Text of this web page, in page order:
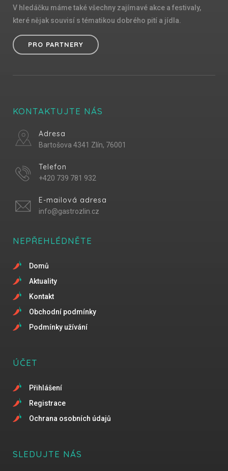
V hledáčku máme také všechny zajímavé akce a festivaly,
které nějak souvisí s tématikou dobrého pití a jídla.
PRO PARTNERY
KONTAKTUJTE NÁS
Adresa
Bartošova 4341 Zlín, 76001
Telefon
+420 739 781 932
E-mailová adresa
info@gastrozlin.cz
NEPŘEHLÉDNĚTE
Domů
Aktuality
Kontakt
Obchodní podmínky
Podmínky užívání
ÚČET
Přihlášení
Registrace
Ochrana osobních údajů
SLEDUJTE NÁS